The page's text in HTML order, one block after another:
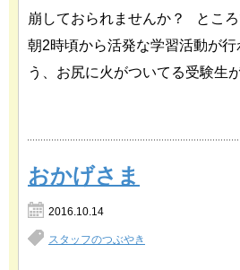
崩しておられませんか？ とこ
朝2時頃から活発な学習活動が
う、お尻に火がついてる受験生
おかげさま
2016.10.14
スタッフのつぶやき